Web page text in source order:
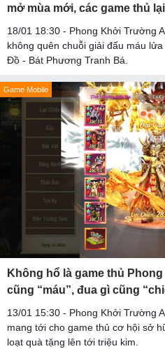
mở mùa mới, các game thủ
18/01 18:30 - Phong Khởi Trường
không quên chuỗi giải đấu máu
Đồ - Bát Phương Tranh Bá.
Game Mobile
Không hổ là game thủ
cũng “máu”, đua gì cũng
13/01 15:30 - Phong Khởi Trường
mang tới cho game thủ cơ hội sở
loạt quà tặng lên tới triệu kim.